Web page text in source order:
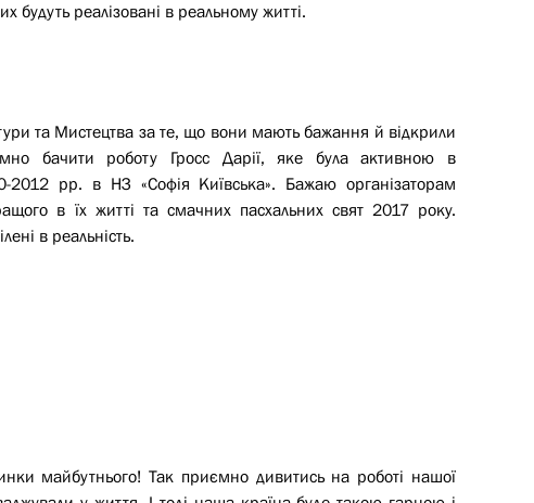
будуть реалізовані в реальному житті.
та Мистецтва за те, що вони мають бажання й відкрили
бачити роботу Гросс Дарії, яке була активною в
2012 рр. в НЗ «Софія Київська». Бажаю організаторам
в їх житті та смачних пасхальних свят 2017 року.
в реальність.
майбутнього! Так приємно дивитись на роботі нашої